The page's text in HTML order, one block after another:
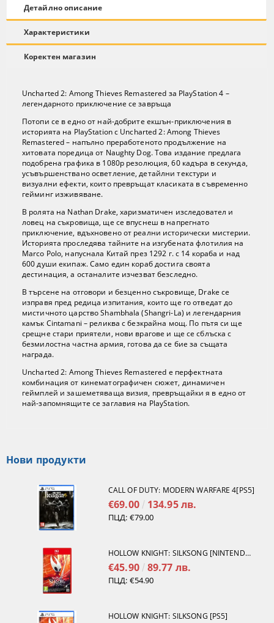
Детайлно описание
Характеристики
Коректен магазин
Uncharted 2: Among Thieves Remastered за PlayStation 4 –
легендарното приключение се завръща
Потопи се в едно от най-добрите екшън-приключения в
историята на PlayStation с Uncharted 2: Among Thieves
Remastered – напълно преработеното продължение на
хитовата поредица от Naughty Dog. Това издание предлага
подобрена графика в 1080p резолюция, 60 кадъра в секунда,
усъвършенствано осветление, детайлни текстури и
визуални ефекти, които превръщат класиката в съвременно
гейминг изживяване.
В ролята на Nathan Drake, харизматичен изследовател и
ловец на съкровища, ще се впуснеш в напрегнато
приключение, вдъхновено от реални исторически мистерии.
Историята проследява тайните на изгубената флотилия на
Marco Polo, напуснала Китай през 1292 г. с 14 кораба и над
600 души екипаж. Само един кораб достига своята
дестинация, а останалите изчезват безследно.
В търсене на отговори и безценно съкровище, Drake се
изправя пред редица изпитания, които ще го отведат до
мистичното царство Shambhala (Shangri-La) и легендарния
камък Cintamani – реликва с безкрайна мощ. По пътя си ще
срещне стари приятели, нови врагове и ще се сблъска с
безмилостна частна армия, готова да се бие за същата
награда.
Uncharted 2: Among Thieves Remastered е перфектната
комбинация от кинематографичен сюжет, динамичен
геймплей и зашеметяваща визия, превръщайки я в едно от
най-запомнящите се заглавия на PlayStation.
Нови продукти
CALL OF DUTY: MODERN WARFARE 4[PS5]
€69.00 134.95 лв.
ПЦД: €79.00
HOLLOW KNIGHT: SILKSONG [NINTENDO SWITCH 2]
€45.90 89.77 лв.
ПЦД: €54.90
HOLLOW KNIGHT: SILKSONG [PS5]